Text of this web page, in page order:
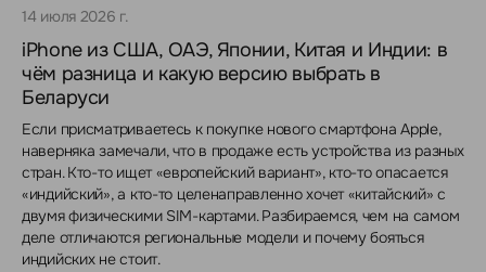
14 июля 2026 г.
iPhone из США, ОАЭ, Японии, Китая и Индии: в
чём разница и какую версию выбрать в
Беларуси
Если присматриваетесь к покупке нового смартфона Apple,
наверняка замечали, что в продаже есть устройства из разных
стран. Кто-то ищет «европейский вариант», кто-то опасается
«индийский», а кто-то целенаправленно хочет «китайский» с
двумя физическими SIM-картами. Разбираемся, чем на самом
деле отличаются региональные модели и почему бояться
индийских не стоит.